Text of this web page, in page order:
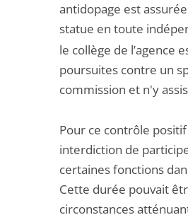
antidopage est
statue en toute
le collège de l’agence
poursuites contre un
commission et n'y
Pour ce contrôle
interdiction de
certaines fonctions
Cette durée pouvait
circonstances